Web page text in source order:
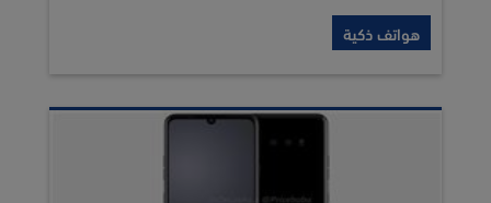
هواتف ذكية